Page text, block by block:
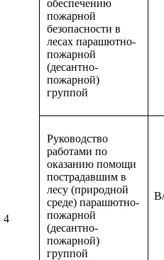
4
обеспечению
пожарной
безопасности в
лесах парашютно-
пожарной
(десантно-
пожарной)
группой
Руководство
работами по
оказанию помощи
пострадавшим в
лесу (природной
среде) парашютно-
пожарной
(десантно-
пожарной)
группой